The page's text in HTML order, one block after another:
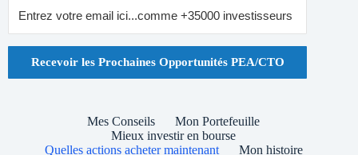
Recevoir les Prochaines Opportunités PEA/CTO
Mes Conseils
Mon Portefeuille
Mieux investir en bourse
Quelles actions acheter maintenant
Mon histoire